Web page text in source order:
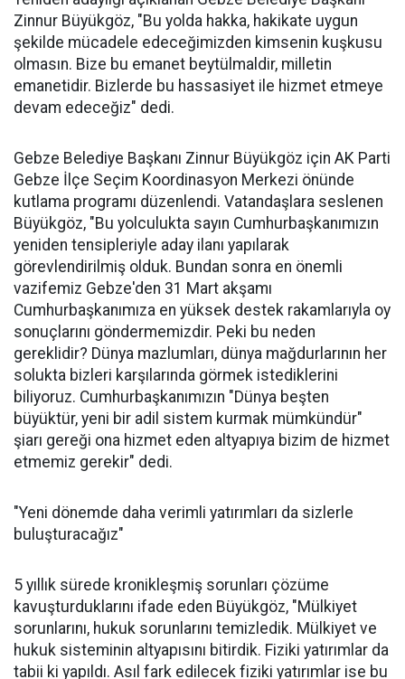
Zinnur Büyükgöz, "Bu yolda hakka, hakikate uygun
şekilde mücadele edeceğimizden kimsenin kuşkusu
olmasın. Bize bu emanet beytülmaldir, milletin
emanetidir. Bizlerde bu hassasiyet ile hizmet etmeye
devam edeceğiz" dedi.
Gebze Belediye Başkanı Zinnur Büyükgöz için AK Parti
Gebze İlçe Seçim Koordinasyon Merkezi önünde
kutlama programı düzenlendi. Vatandaşlara seslenen
Büyükgöz, "Bu yolculukta sayın Cumhurbaşkanımızın
yeniden tensipleriyle aday ilanı yapılarak
görevlendirilmiş olduk. Bundan sonra en önemli
vazifemiz Gebze'den 31 Mart akşamı
Cumhurbaşkanımıza en yüksek destek rakamlarıyla oy
sonuçlarını göndermemizdir. Peki bu neden
gereklidir? Dünya mazlumları, dünya mağdurlarının her
solukta bizleri karşılarında görmek istediklerini
biliyoruz. Cumhurbaşkanımızın "Dünya beşten
büyüktür, yeni bir adil sistem kurmak mümkündür"
şiarı gereği ona hizmet eden altyapıya bizim de hizmet
etmemiz gerekir" dedi.
"Yeni dönemde daha verimli yatırımları da sizlerle
buluşturacağız"
5 yıllık sürede kronikleşmiş sorunları çözüme
kavuşturduklarını ifade eden Büyükgöz, "Mülkiyet
sorunlarını, hukuk sorunlarını temizledik. Mülkiyet ve
hukuk sisteminin altyapısını bitirdik. Fiziki yatırımlar da
tabii ki yapıldı. Asıl fark edilecek fiziki yatırımlar ise bu